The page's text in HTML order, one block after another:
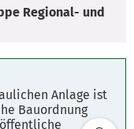
Anlage ist
Bauordnung
Regional- und